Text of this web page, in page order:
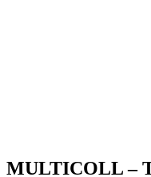
MULTICOLL –